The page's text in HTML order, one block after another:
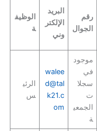
رقم
الجوال
البريد
الإلكتر
وني
الوظيف
ة
موجود
في
سجلا
ت
الجمعي
ة
walee
d@tal
k21.c
om
الرئي
س